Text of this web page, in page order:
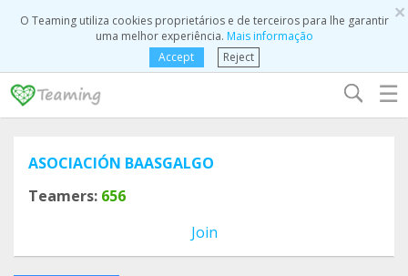
×
O Teaming utiliza cookies proprietários e de terceiros para lhe garantir
uma melhor experiência. Mais informação
Accept
Reject
☰
ASOCIACIÓN BAASGALGO
Teamers: 656
Join